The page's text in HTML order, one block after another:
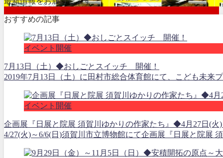
おすすめの記事
イベント開催
7月13日（土）◆おしごとスイッチ 開催！
2019年7月13日（土）に田村市総合体育館にて、こども未
イベント開催
企画展『日展と院展 須賀川ゆかりの作家たち』◆4月27日(火
4/27(火)～6/6(日)須賀川市立博物館にて企画展『日展と院展